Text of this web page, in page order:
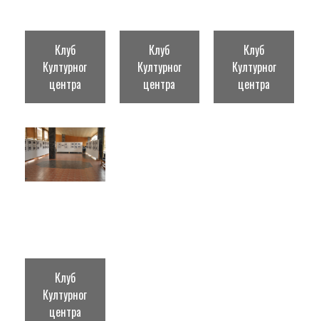
Клуб
Културног
центра
Клуб
Културног
центра
Клуб
Културног
центра
Клуб
Културног
центра